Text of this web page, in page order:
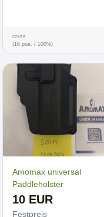
crxss
(16 pos. / 100%)
Amomax universal
Paddleholster
10 EUR
Festpreis